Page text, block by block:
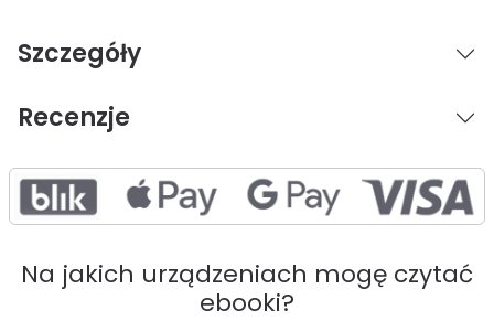
Szczegóły
Recenzje
Na jakich urządzeniach mogę czytać
ebooki?